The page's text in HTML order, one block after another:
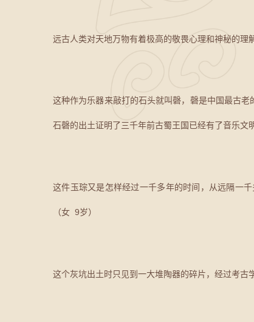
远古人类对天地万物有着极高的敬畏心理和神秘的
这种作为乐器来敲打的石头就叫磬，磬是中国最古
石磬的出土证明了三千年前古蜀王国已经有了音乐
这件玉琮又是怎样经过一千多年的时间，从远隔一
（女 9岁）
这个灰坑出土时只见到一大堆陶器的碎片，经过考